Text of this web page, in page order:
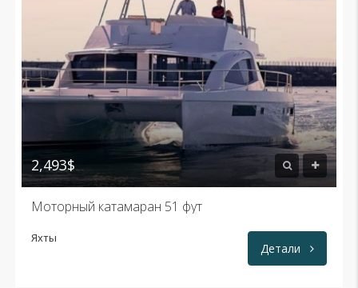
2,493$
Моторный катамаран 51 фут
Яхты
Детали